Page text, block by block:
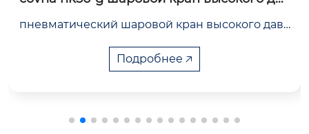
электрический односедельный (рукавный) ре
ры и превосходные эксплуатационные характ
еристики, является высококачественным баз
роизводственным процессом для общих усло
Подробнее 🡥